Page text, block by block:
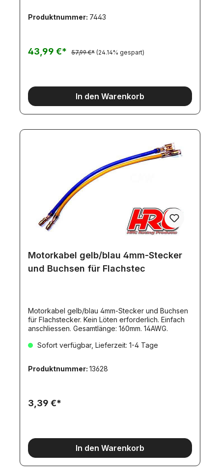
3-achsigen Zugmaschinen.
Produktnummer: 7443
43,99 €* 57,99 €* (24.14% gespart)
In den Warenkorb
Motorkabel gelb/blau 4mm-Stecker
und Buchsen für Flachstec
Motorkabel gelb/blau 4mm-Stecker und Buchsen
für Flachstecker. Kein Löten erforderlich. Einfach
anschliessen. Gesamtlänge: 160mm. 14AWG.
Sofort verfügbar, Lieferzeit: 1-4 Tage
Produktnummer: 13628
3,39 €*
In den Warenkorb